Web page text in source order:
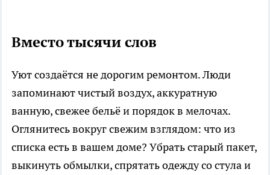
Вместо тысячи слов
Уют создаётся не дорогим ремонтом. Люди
запоминают чистый воздух, аккуратную
ванную, свежее бельё и порядок в мелочах.
Оглянитесь вокруг свежим взглядом: что из
списка есть в вашем доме? Убрать старый пакет,
выкинуть обмылки, спрятать одежду со стула и